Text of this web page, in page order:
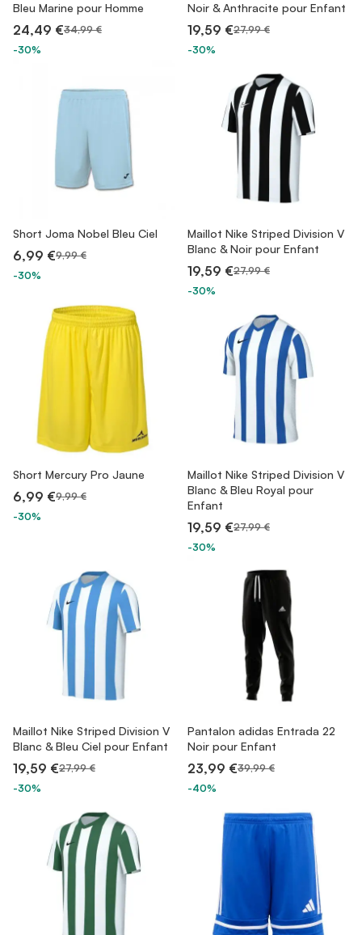
Bleu Marine pour Homme
24,49 €34,99 €
-30%
Noir & Anthracite pour Enfant
19,59 €27,99 €
-30%
Short Joma Nobel Bleu Ciel
6,99 €9,99 €
-30%
Maillot Nike Striped Division V
Blanc & Noir pour Enfant
19,59 €27,99 €
-30%
Short Mercury Pro Jaune
6,99 €9,99 €
-30%
Maillot Nike Striped Division V
Blanc & Bleu Royal pour
Enfant
19,59 €27,99 €
-30%
Maillot Nike Striped Division V
Blanc & Bleu Ciel pour Enfant
19,59 €27,99 €
-30%
Pantalon adidas Entrada 22
Noir pour Enfant
23,99 €39,99 €
-40%